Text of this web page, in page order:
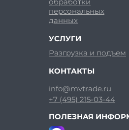
персональных
данных
УСЛУГИ
Разгрузка и подъем
КОНТАКТЫ
info@mvtrade.ru
+7 (495) 215-03-44
ПОЛЕЗНАЯ